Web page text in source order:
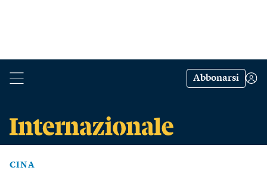
Abbonarsi
CINA